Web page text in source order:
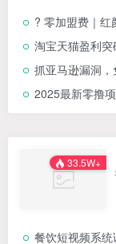
? 零加盟费｜红
淘宝天猫盈利突破特训营25年12月
抓亚马逊漏洞，免去店铺
2025最新零撸项目，一部手机就
33.5W+
餐饮短视频系统课：老板